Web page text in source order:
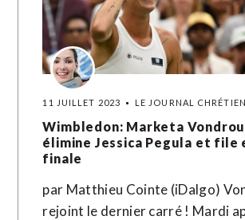
11 JUILLET 2023 LE JOURNAL CHRÉTIEN
Wimbledon: Marketa
élimine Jessica Pegula et file
finale
par Matthieu Cointe (iDalgo)
rejoint le dernier carré ! Mardi